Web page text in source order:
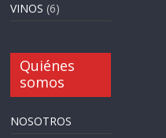
VINOS (6)
Quiénes
somos
NOSOTROS